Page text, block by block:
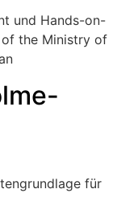
und Hands-on-
of the Ministry of
für